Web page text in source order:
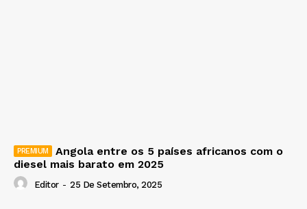
Angola entre os 5 países africanos com o
diesel mais barato em 2025
Editor - 25 De Setembro, 2025